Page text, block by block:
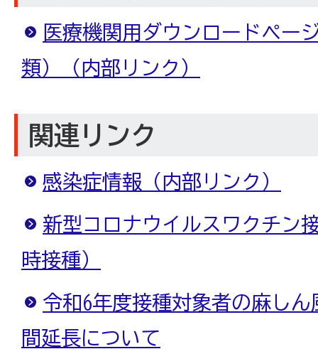
医療機関用ダウンロードペー
類）（内部リンク）
関連リンク
感染症情報（内部リンク）
新型コロナウイルスワクチン
時接種）
令和6年度接種対象者の麻し
間延長について